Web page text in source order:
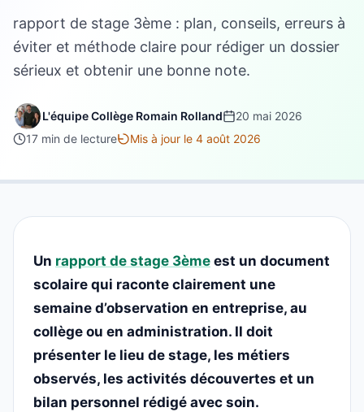
rapport de stage 3ème : plan, conseils, erreurs à
éviter et méthode claire pour rédiger un dossier
sérieux et obtenir une bonne note.
L'équipe Collège Romain Rolland
20 mai 2026
17 min de lecture
Mis à jour le 4 août 2026
Un rapport de stage 3ème est un document
scolaire qui raconte clairement une
semaine d’observation en entreprise, au
collège ou en administration. Il doit
présenter le lieu de stage, les métiers
observés, les activités découvertes et un
bilan personnel rédigé avec soin.